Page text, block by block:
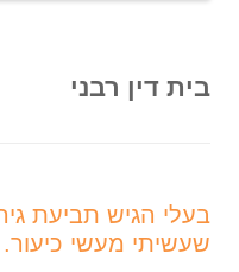
בית דין רבני
בעלי הגיש תביעת
שעשיתי מעשי